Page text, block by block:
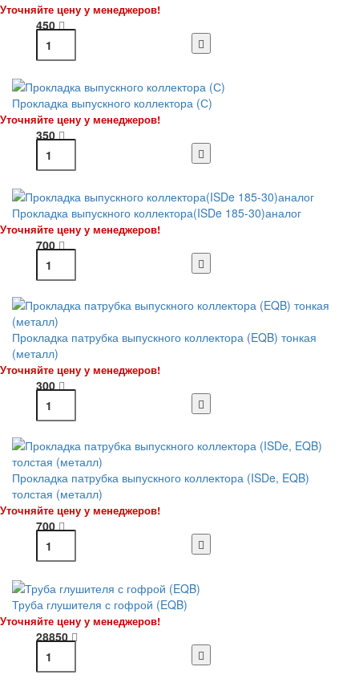
Уточняйте цену у менеджеров!
450
Прокладка выпускного коллектора (С)
Уточняйте цену у менеджеров!
350
Прокладка выпускного коллектора(ISDe 185-30)аналог
Уточняйте цену у менеджеров!
700
Прокладка патрубка выпускного коллектора (EQB) тонкая
(металл)
Уточняйте цену у менеджеров!
300
Прокладка патрубка выпускного коллектора (ISDe, EQB)
толстая (металл)
Уточняйте цену у менеджеров!
700
Труба глушителя с гофрой (EQB)
Уточняйте цену у менеджеров!
28850